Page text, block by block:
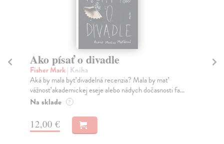
Ako písať o divadle
Fisher Mark| Kniha
Aká by mala byť divadelná recenzia? Mala by mať
vážnosť akademickej eseje alebo nádych dočasnosti fa...
Na sklade ?
12,00 €